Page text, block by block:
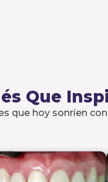
Que
que hoy sonríen